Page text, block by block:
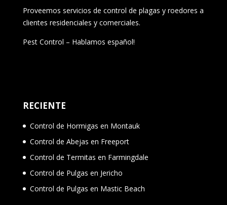
Proveemos servicios de control de plagas y roedores a
clientes residenciales y comerciales.
Pest Control – Hablamos español!
RECIENTE
Control de Hormigas en Montauk
Control de Abejas en Freeport
Control de Termitas en Farmingdale
Control de Pulgas en Jericho
Control de Pulgas en Mastic Beach